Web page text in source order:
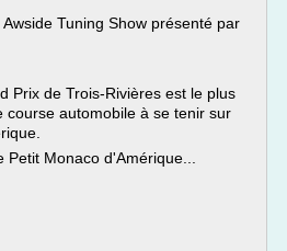
Tuning Show présenté par
Prix de Trois-Rivières est le plus
course automobile à se tenir sur
Monaco d'Amérique...